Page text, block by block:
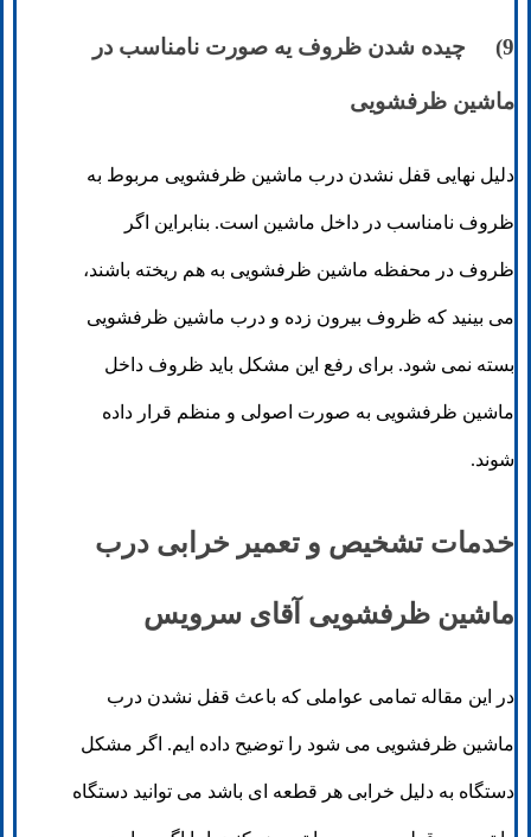
9) چیده شدن ظروف یه صورت نامناسب در
ماشین ظرفشویی
دلیل نهایی قفل نشدن درب ماشین ظرفشویی مربوط به
ظروف نامناسب در داخل ماشین است. بنابراین اگر
ظروف در محفظه ماشین ظرفشویی به هم ریخته باشند،
می بینید که ظروف بیرون زده و درب ماشین ظرفشویی
بسته نمی شود. برای رفع این مشکل باید ظروف داخل
ماشین ظرفشویی به صورت اصولی و منظم قرار داده
شوند.
خدمات تشخیص و تعمیر خرابی درب
ماشین ظرفشویی آقای سرویس
در این مقاله تمامی عواملی که باعث قفل نشدن درب
ماشین ظرفشویی می شود را توضیح داده ایم. اگر مشکل
دستگاه به دلیل خرابی هر قطعه ای باشد می توانید دستگاه